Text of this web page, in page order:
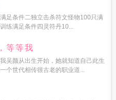
足条件二独立击杀符文怪物100只满
练满足条件四灵符丹10...
等等我
吴颜从出生开始，她就知道自己此生
个世代相传很古老的职业道...